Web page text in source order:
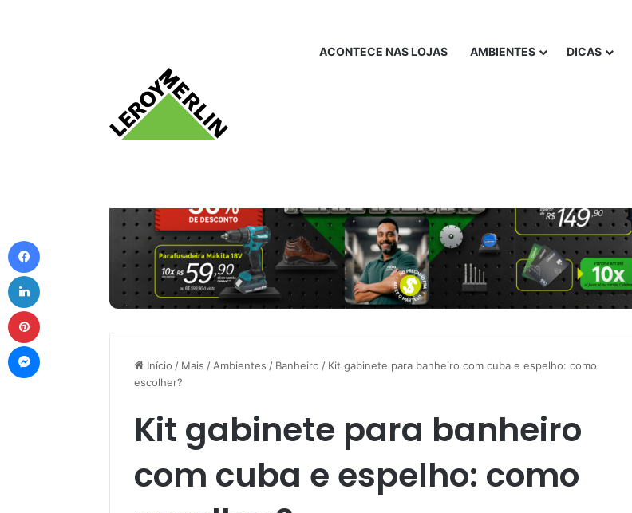
ACONTECE NAS LOJAS AMBIENTES DICAS
Início / Mais / Ambientes / Banheiro / Kit gabinete para banheiro com cuba e espelho: como
escolher?
Kit gabinete para banheiro
com cuba e espelho: como